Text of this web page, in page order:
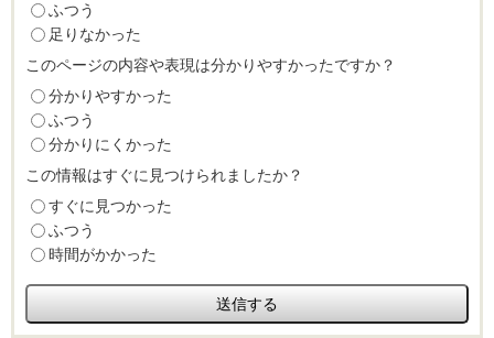
ふつう
足りなかった
このページの内容や表現は分かりやすかったですか？
分かりやすかった
ふつう
分かりにくかった
この情報はすぐに見つけられましたか？
すぐに見つかった
ふつう
時間がかかった